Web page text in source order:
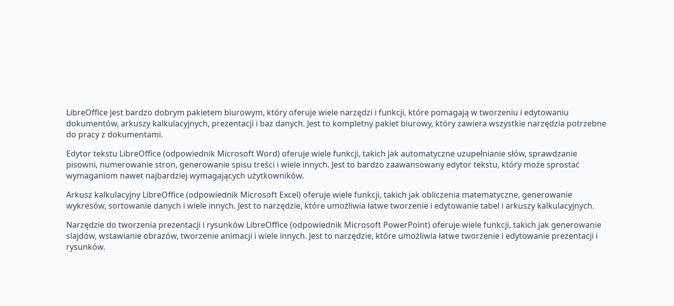
LibreOffice jest bardzo dobrym pakietem biurowym, który oferuje wiele narzędzi i funkcji, które pomagają w tworzeniu i edytowaniu
dokumentów, arkuszy kalkulacyjnych, prezentacji i baz danych. Jest to kompletny pakiet biurowy, który zawiera wszystkie narzędzia potrzebne
do pracy z dokumentami.
Edytor tekstu LibreOffice (odpowiednik Microsoft Word) oferuje wiele funkcji, takich jak automatyczne uzupełnianie słów, sprawdzanie
pisowni, numerowanie stron, generowanie spisu treści i wiele innych. Jest to bardzo zaawansowany edytor tekstu, który może sprostać
wymaganiom nawet najbardziej wymagających użytkowników.
Arkusz kalkulacyjny LibreOffice (odpowiednik Microsoft Excel) oferuje wiele funkcji, takich jak obliczenia matematyczne, generowanie
wykresów, sortowanie danych i wiele innych. Jest to narzędzie, które umożliwia łatwe tworzenie i edytowanie tabel i arkuszy kalkulacyjnych.
Narzędzie do tworzenia prezentacji i rysunków LibreOffice (odpowiednik Microsoft PowerPoint) oferuje wiele funkcji, takich jak generowanie
slajdów, wstawianie obrazów, tworzenie animacji i wiele innych. Jest to narzędzie, które umożliwia łatwe tworzenie i edytowanie prezentacji i
rysunków.